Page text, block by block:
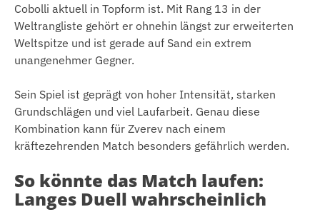
Cobolli aktuell in Topform ist. Mit Rang 13 in der
Weltrangliste gehört er ohnehin längst zur erweiterten
Weltspitze und ist gerade auf Sand ein extrem
unangenehmer Gegner.
Sein Spiel ist geprägt von hoher Intensität, starken
Grundschlägen und viel Laufarbeit. Genau diese
Kombination kann für Zverev nach einem
kräftezehrenden Match besonders gefährlich werden.
So könnte das Match laufen:
Langes Duell wahrscheinlich